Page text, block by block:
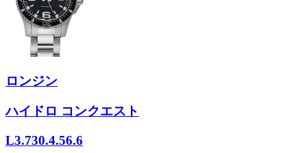
ロンジン
ハイドロ コンクエスト
L3.730.4.56.6